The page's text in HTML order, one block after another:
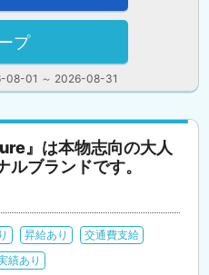
08-01 ～ 2026-08-31
プ
』は本物志向の大人
ブランドです。
昇給あり
交通費支給
績あり